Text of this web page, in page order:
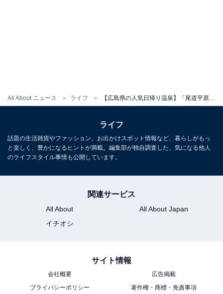
All About ニュース ライフ
ライフ
話題の生活雑貨やファッション、お出かけスポット情報など、暮らしがもっ
と楽しく、豊かになるヒントが満載。編集部が独自調査した、気になる他人
のライフスタイル事情も公開しています。
関連サービス
All About
All About Japan
イチオシ
サイト情報
会社概要
広告掲載
プライバシーポリシー
著作権・商標・免責事項